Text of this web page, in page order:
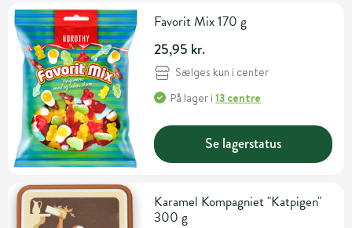
Favorit Mix 170 g
25,95 kr.
Sælges kun i center
På lager i13 centre
Se lagerstatus
Karamel Kompagniet "Katpigen"
300 g